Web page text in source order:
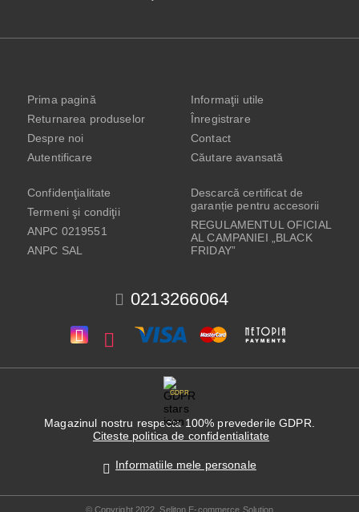
0213266064
Prima pagină
Returnarea produselor
Despre noi
Autentificare
Informaţii utile
Înregistrare
Contact
Căutare avansată
Confidenţialitate
Termeni şi condiţii
ANPC 0219551
ANPC SAL
Descarcă certificat de
garanție pentru accesorii
REGULAMENTUL OFICIAL
AL CAMPANIEI „BLACK
FRIDAY”
GDPR
Magazinul nostru respecta 100% prevederile GDPR.
Citeste politica de confidentialitate
Informatiile mele personale
© Copyright 2022. Seliton E-commerce Solution